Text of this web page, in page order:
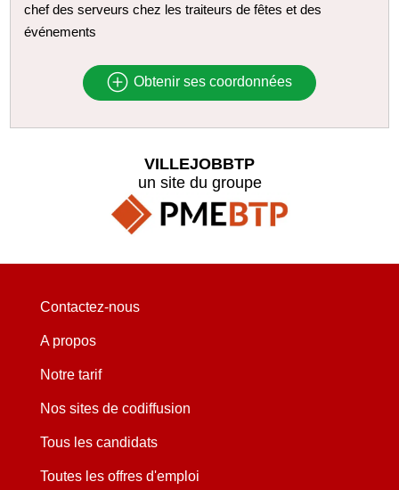
chef des serveurs chez les traiteurs de fêtes et des
événements
Obtenir ses coordonnées
VILLEJOBBTP
un site du groupe
Contactez-nous
A propos
Notre tarif
Nos sites de codiffusion
Tous les candidats
Toutes les offres d'emploi